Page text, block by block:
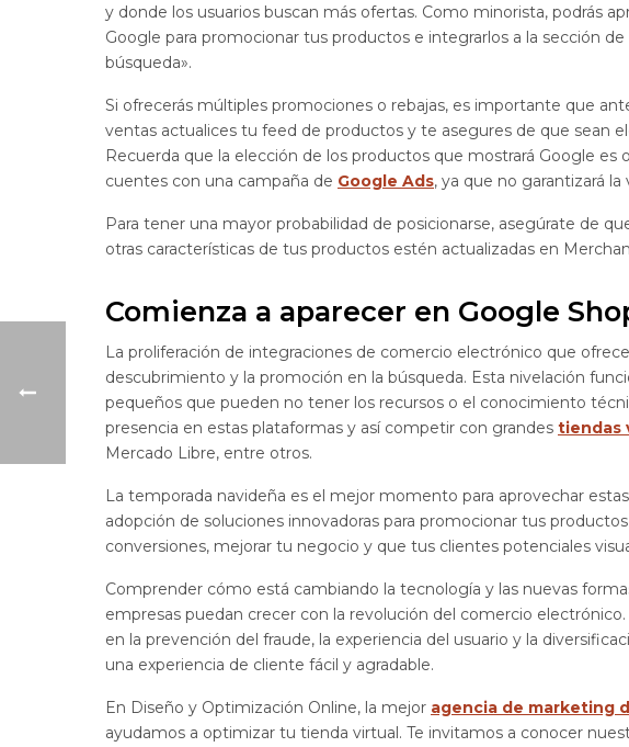
y donde los usuarios buscan más ofertas. Como minorista, podrás
Google para promocionar tus productos e integrarlos a la sección
búsqueda».
Si ofrecerás múltiples promociones o rebajas, es importante que
ventas actualices tu feed de productos y te asegures de que sean
Recuerda que la elección de los productos que mostrará Google es
cuentes con una campaña de Google Ads, ya que no garantizará
Para tener una mayor probabilidad de posicionarse, asegúrate de
otras características de tus productos estén actualizadas en
Comienza a aparecer en Google
La proliferación de integraciones de comercio electrónico que
descubrimiento y la promoción en la búsqueda. Esta nivelación
pequeños que pueden no tener los recursos o el conocimiento
presencia en estas plataformas y así competir con grandes tiendas
Mercado Libre, entre otros.
La temporada navideña es el mejor momento para aprovechar
adopción de soluciones innovadoras para promocionar tus
conversiones, mejorar tu negocio y que tus clientes potenciales
Comprender cómo está cambiando la tecnología y las nuevas
empresas puedan crecer con la revolución del comercio
en la prevención del fraude, la experiencia del usuario y la
una experiencia de cliente fácil y agradable.
En Diseño y Optimización Online, la mejor agencia de marketing
ayudamos a optimizar tu tienda virtual. Te invitamos a conocer